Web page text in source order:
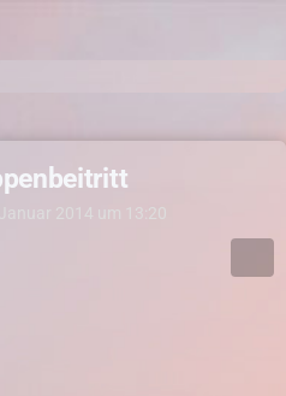
Januar 2014 um 13:20